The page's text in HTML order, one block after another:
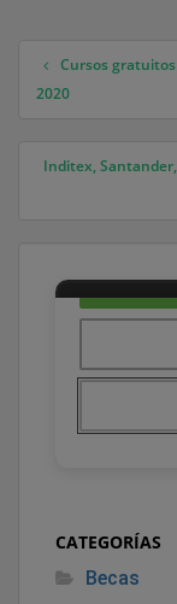
Cursos
2020
Inditex,
CATEGORÍAS
Becas